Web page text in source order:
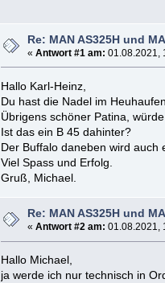
Re: MAN AS325H und
« Antwort #1 am: 01.08.2021,
Hallo Karl-Heinz,
Du hast die Nadel im
Übrigens schöner Patina,
Ist das ein B 45 dahinter?
Der Buffalo daneben wird auch
Viel Spass und Erfolg.
Gruß, Michael.
Re: MAN AS325H und
« Antwort #2 am: 01.08.2021,
Hallo Michael,
ja werde ich nur technisch in